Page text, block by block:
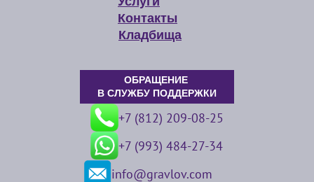
Контакты
Кладбища
ОБРАЩЕНИЕ
В СЛУЖБУ ПОДДЕРЖКИ
+7 (812) 209-08-25
+7 (993) 484-27-34
info@gravlov.com